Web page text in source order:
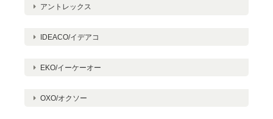
アントレックス
IDEACO/イデアコ
EKO/イーケーオー
OXO/オクソー